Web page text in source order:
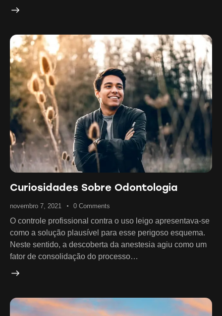
Curiosidades Sobre Odontologia
novembro 7, 2021 0 Comments
O controle profissional contra o uso leigo apresentava-se
como a solução plausível para esse perigoso esquema.
Neste sentido, a descoberta da anestesia agiu como um
fator de consolidação do processo…